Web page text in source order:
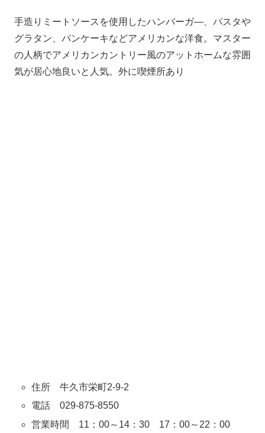
手造りミートソースを使用したハンバーガ―、パスタや
グラタン、パンケーキなどアメリカンな洋食。マスター
の人柄でアメリカンカントリー風のアットホームな雰囲
気が居心地良いと人気。外に喫煙所あり
住所 牛久市栄町2-9-2
電話 029-875-8550
営業時間 11：00～14：30 17：00～22：00